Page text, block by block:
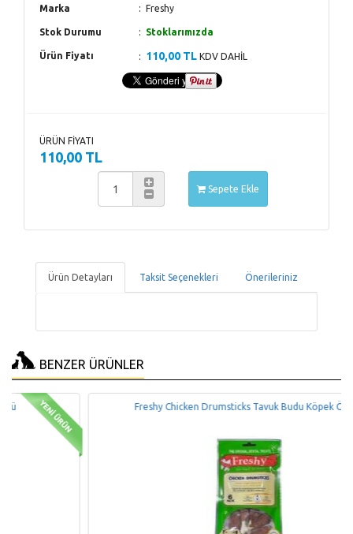
Marka Freshy
Stok Durumu Stoklarımızda
Ürün Fiyatı 110,00 TL KDV DAHİL
ÜRÜN FİYATI
110,00 TL
Sepete Ekle
Ürün Detayları Taksit Seçenekleri Önerileriniz
BENZER ÜRÜNLER
Freshy Chicken Drumsticks Tavuk Budu Köpek Ödülü